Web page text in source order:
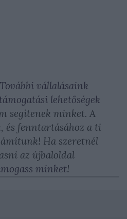
További vállalásaink
lehetőségek
segítenek minket. A
és fenntartásához a ti
Ha szeretnél
az újbaloldal
minket!